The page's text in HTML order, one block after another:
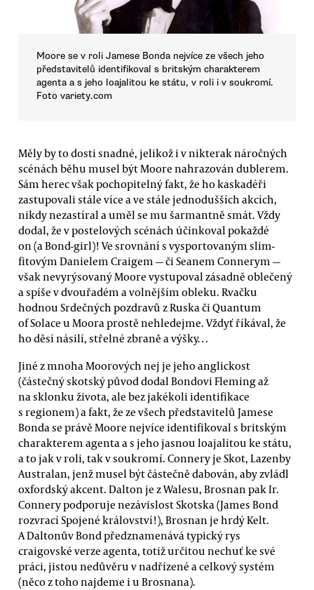
Moore se v roli Jamese Bonda nejvíce ze všech jeho
představitelů identifikoval s britským charakterem
agenta a s jeho loajalitou ke státu, v roli i v soukromí.
Foto variety.com
Měly by to dosti snadné, jelikož i v nikterak náročných
scénách běhu musel být Moore nahrazován dublerem.
Sám herec však pochopitelný fakt, že ho kaskadéři
zastupovali stále více a ve stále jednodušších akcích,
nikdy nezastíral a uměl se mu šarmantně smát. Vždy
dodal, že v postelových scénách účinkoval pokaždé
on (a Bond-girl)! Ve srovnání s vysportovaným slim-
fitovým Danielem Craigem — či Seanem Connerym —
však nevyrýsovaný Moore vystupoval zásadně oblečený
a spíše v dvouřadém a volnějším obleku. Rvačku
hodnou Srdečných pozdravů z Ruska či Quantum
of Solace u Moora prostě nehledejme. Vždyť říkával, že
ho děsí násilí, střelné zbraně a výšky…
Jiné z mnoha Moorových nej je jeho anglickost
(částečný skotský původ dodal Bondovi Fleming až
na sklonku života, ale bez jakékoli identifikace
s regionem) a fakt, že ze všech představitelů Jamese
Bonda se právě Moore nejvíce identifikoval s britským
charakterem agenta a s jeho jasnou loajalitou ke státu,
a to jak v roli, tak v soukromí. Connery je Skot, Lazenby
Australan, jenž musel být částečně dabován, aby zvládl
oxfordský akcent. Dalton je z Walesu, Brosnan pak Ir.
Connery podporuje nezávislost Skotska (James Bond
rozvrací Spojené království!), Brosnan je hrdý Kelt.
A Daltonův Bond předznamenává typický rys
craigovské verze agenta, totiž určitou nechuť ke své
práci, jistou nedůvěru v nadřízené a celkový systém
(něco z toho najdeme i u Brosnana).